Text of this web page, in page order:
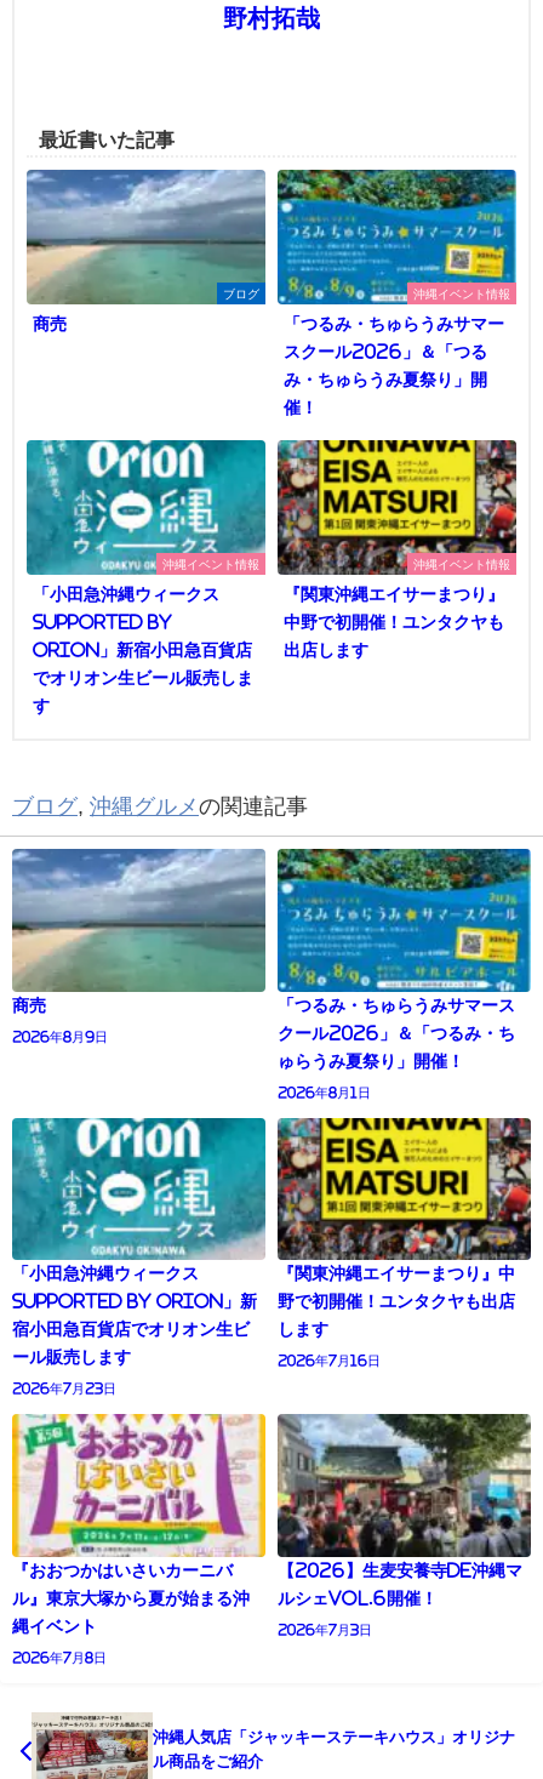
野村拓哉
最近書いた記事
ブログ
商売
沖縄イベント情報
「つるみ・ちゅらうみサマー
スクール2026」＆「つる
み・ちゅらうみ夏祭り」開
催！
沖縄イベント情報
「小田急沖縄ウィークス
supported by
Orion」新宿小田急百貨店
でオリオン生ビール販売しま
す
沖縄イベント情報
『関東沖縄エイサーまつり』
中野で初開催！ユンタクヤも
出店します
ブログ, 沖縄グルメの関連記事
商売
2026年8月9日
「つるみ・ちゅらうみサマース
クール2026」＆「つるみ・ち
ゅらうみ夏祭り」開催！
2026年8月1日
「小田急沖縄ウィークス
supported by Orion」新
宿小田急百貨店でオリオン生ビ
ール販売します
2026年7月23日
『関東沖縄エイサーまつり』中
野で初開催！ユンタクヤも出店
します
2026年7月16日
『おおつかはいさいカーニバ
ル』東京大塚から夏が始まる沖
縄イベント
2026年7月8日
【2026】生麦安養寺de沖縄マ
ルシェVol.6開催！
2026年7月3日
沖縄人気店「ジャッキーステーキハウス」オリジナ
ル商品をご紹介